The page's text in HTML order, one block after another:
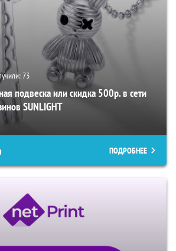
73
подвеска или скидка 500р. в сети
SUNLIGHT
ПОДРОБНЕЕ